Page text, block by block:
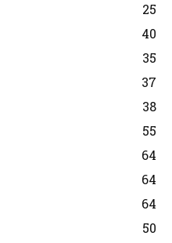
25
40
35
37
38
55
64
64
64
50